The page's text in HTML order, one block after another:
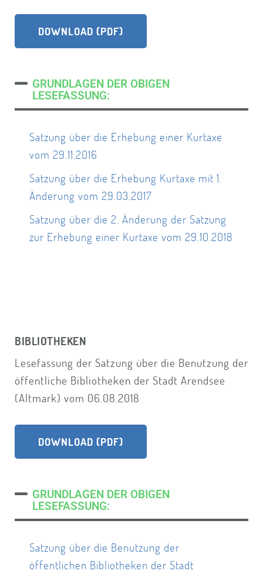
DOWNLOAD (PDF)
GRUNDLAGEN DER OBIGEN
LESEFASSUNG:
Satzung über die Erhebung einer Kurtaxe
vom 29.11.2016
Satzung über die Erhebung Kurtaxe mit 1.
Änderung vom 29.03.2017
Satzung über die 2. Änderung der Satzung
zur Erhebung einer Kurtaxe vom 29.10.2018
BIBLIOTHEKEN
Lesefassung der Satzung über die Benutzung der
öffentliche Bibliotheken der Stadt Arendsee
(Altmark) vom 06.08.2018
DOWNLOAD (PDF)
GRUNDLAGEN DER OBIGEN
LESEFASSUNG:
Satzung über die Benutzung der
öffentlichen Bibliotheken der Stadt